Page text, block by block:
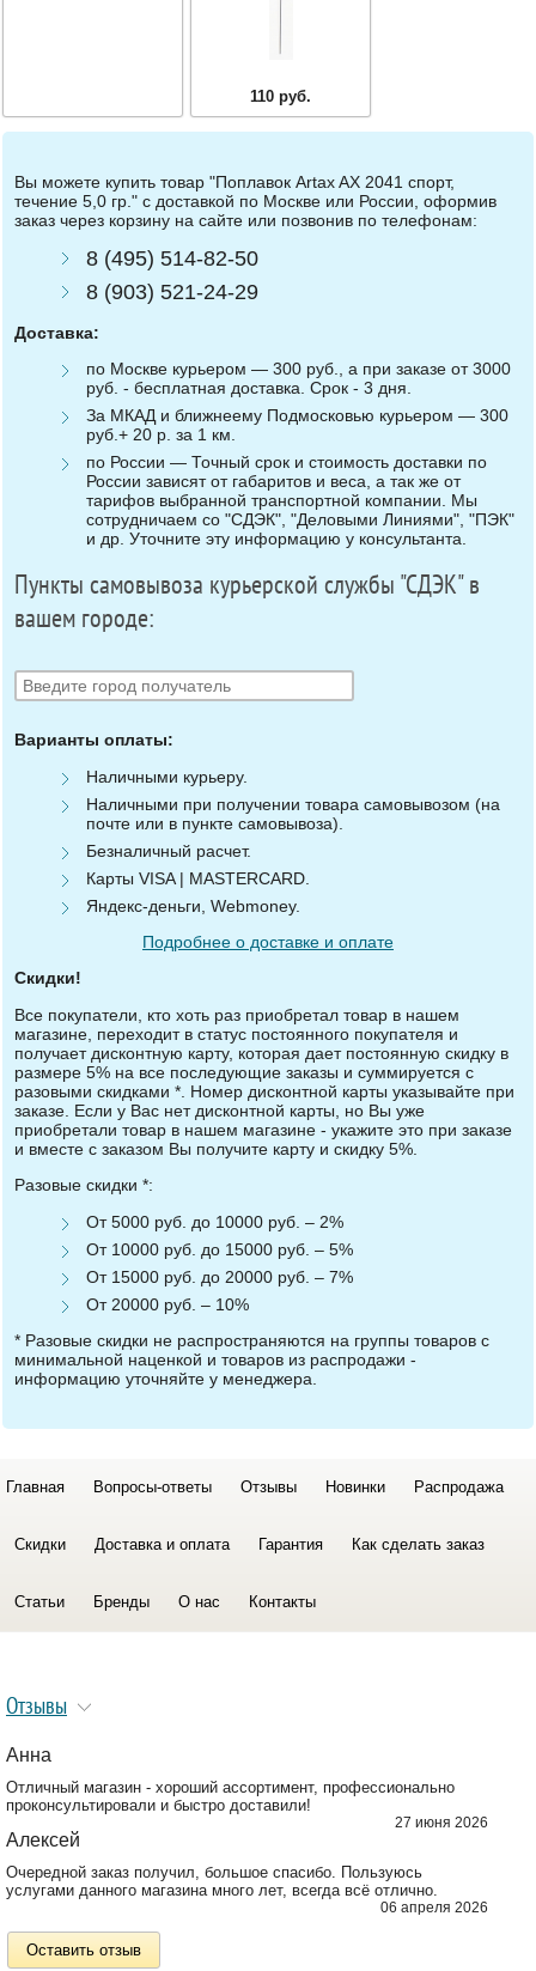
110 руб.
Вы можете купить товар "Поплавок Artax AX 2041 спорт,
течение 5,0 гр." с доставкой по Москве или России, оформив
заказ через корзину на сайте или позвонив по телефонам:
8 (495) 514-82-50
8 (903) 521-24-29
Доставка:
по Москве курьером — 300 руб., а при заказе от 3000
руб. - бесплатная доставка. Срок - 3 дня.
За МКАД и ближнеему Подмосковью курьером — 300
руб.+ 20 р. за 1 км.
по России — Точный срок и стоимость доставки по
России зависят от габаритов и веса, а так же от
тарифов выбранной транспортной компании. Мы
сотрудничаем со "СДЭК", "Деловыми Линиями", "ПЭК"
и др. Уточните эту информацию у консультанта.
Пункты самовывоза курьерской службы "СДЭК" в
вашем городе:
Варианты оплаты:
Наличными курьеру.
Наличными при получении товара самовывозом (на
почте или в пункте самовывоза).
Безналичный расчет.
Карты VISA | MASTERCARD.
Яндекс-деньги, Webmoney.
Подробнее о доставке и оплате
Скидки!
Все покупатели, кто хоть раз приобретал товар в нашем
магазине, переходит в статус постоянного покупателя и
получает дисконтную карту, которая дает постоянную скидку в
размере 5% на все последующие заказы и суммируется с
разовыми скидками *. Номер дисконтной карты указывайте при
заказе. Если у Вас нет дисконтной карты, но Вы уже
приобретали товар в нашем магазине - укажите это при заказе
и вместе с заказом Вы получите карту и скидку 5%.
Разовые скидки *:
От 5000 руб. до 10000 руб. – 2%
От 10000 руб. до 15000 руб. – 5%
От 15000 руб. до 20000 руб. – 7%
От 20000 руб. – 10%
* Разовые скидки не распространяются на группы товаров с
минимальной наценкой и товаров из распродажи -
информацию уточняйте у менеджера.
Главная Вопросы-ответы Отзывы Новинки Распродажа
Скидки Доставка и оплата Гарантия Как сделать заказ
Статьи Бренды О нас Контакты
Отзывы
Анна
Отличный магазин - хороший ассортимент, профессионально
проконсультировали и быстро доставили!
27 июня 2026
Алексей
Очередной заказ получил, большое спасибо. Пользуюсь
услугами данного магазина много лет, всегда всё отлично.
06 апреля 2026
Оставить отзыв